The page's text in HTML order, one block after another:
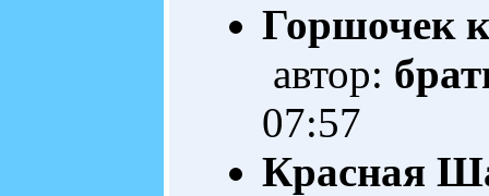
Горшочек
автор:
07:57
Красная